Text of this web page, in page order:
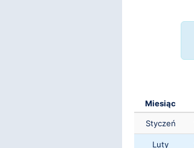
Miesiąc
Styczeń
Luty